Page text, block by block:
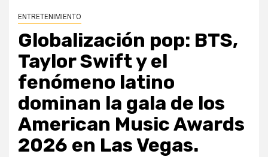
ENTRETENIMIENTO
Globalización pop: BTS,
Taylor Swift y el
fenómeno latino
dominan la gala de los
American Music Awards
2026 en Las Vegas.